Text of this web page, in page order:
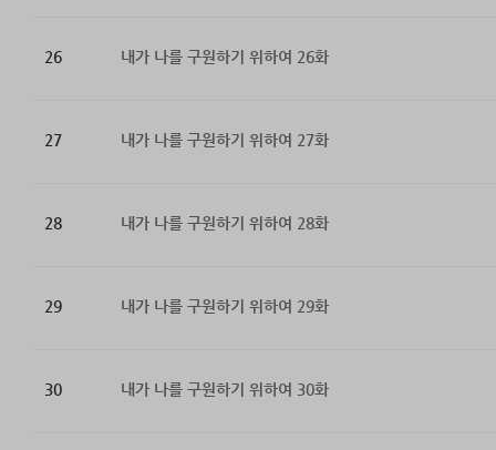
26 내가 나를 구원하기 위하여 26화
27 내가 나를 구원하기 위하여 27화
28 내가 나를 구원하기 위하여 28화
29 내가 나를 구원하기 위하여 29화
30 내가 나를 구원하기 위하여 30화